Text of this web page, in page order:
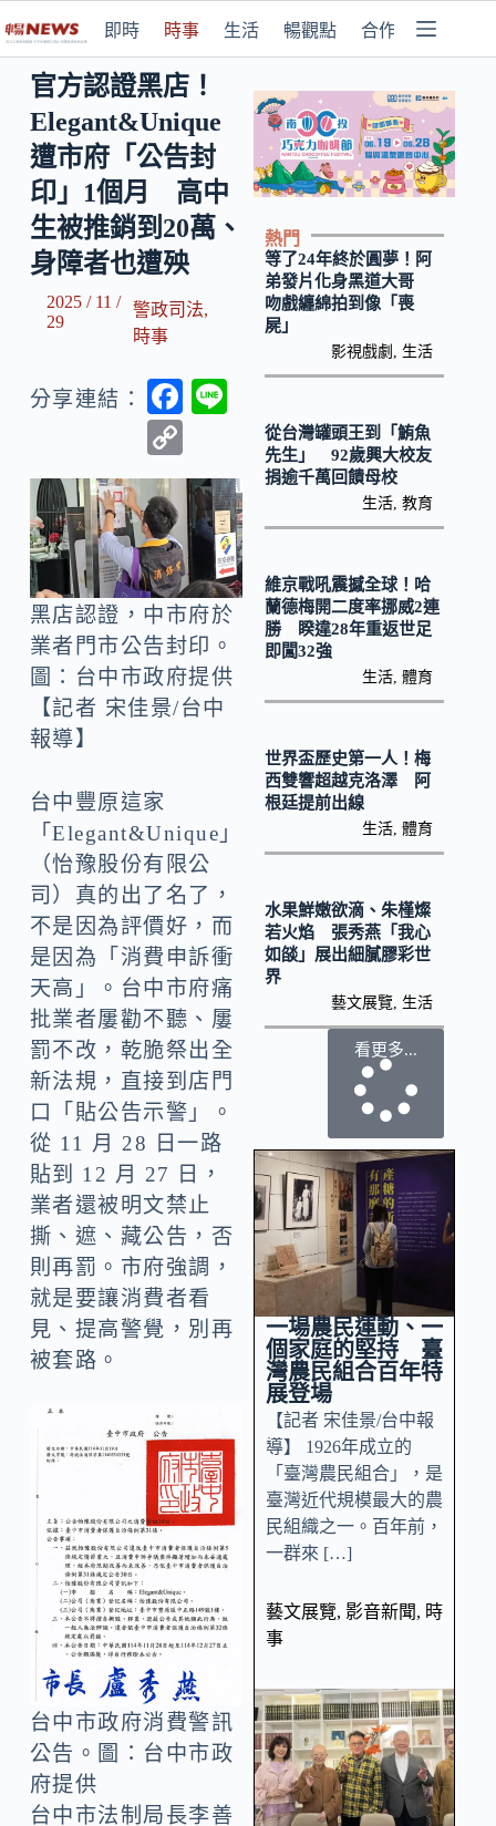
即時 時事 生活 暢觀點 合作媒體
官方認證黑店！
Elegant&Unique
遭市府「公告封
印」1個月 高中
生被推銷到20萬、
身障者也遭殃
2025 / 11 /
29
警政司法,
時事
分享連結：
F
b
o
o
k
o
p
y
Li
n
k
黑店認證，中市府於
業者門市公告封印。
圖：台中市政府提供
【記者 宋佳景/台中
報導】
台中豐原這家
「Elegant&Unique」
（怡豫股份有限公
司）真的出了名了，
不是因為評價好，而
是因為「消費申訴衝
天高」。台中市府痛
批業者屢勸不聽、屢
罰不改，乾脆祭出全
新法規，直接到店門
口「貼公告示警」。
從 11 月 28 日一路
貼到 12 月 27 日，
業者還被明文禁止
撕、遮、藏公告，否
則再罰。市府強調，
就是要讓消費者看
見、提高警覺，別再
被套路。
台中市政府消費警訊
公告。圖：台中市政
府提供
台中市法制局長李善
熱門
等了24年終於圓夢！阿
弟發片化身黑道大哥
吻戲纏綿拍到像「喪
屍」
影視戲劇 生活
從台灣罐頭王到「鮪魚
先生」 92歲興大校友
捐逾千萬回饋母校
生活 ,教育
維京戰吼震撼全球！哈
蘭德梅開二度率挪威2連
勝 睽違28年重返世足
即闖32強
生活 ,體育
世界盃歷史第一人！梅
西雙響超越克洛澤 阿
根廷提前出線
生活 ,體育
水果鮮嫩欲滴、朱槿燦
若火焰 張秀燕「我心
如燄」展出細膩膠彩世
界
藝文展覽 生活
看更多...
一場農民運動、一
個家庭的堅持 臺
灣農民組合百年特
展登場
【記者 宋佳景/台中報
導】 1926年成立的
「臺灣農民組合」，是
臺灣近代規模最大的農
民組織之一。百年前，
一群來 […]
藝文展覽, 影音新聞, 時
事